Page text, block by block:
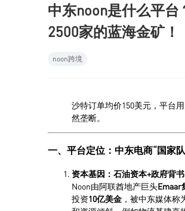
中东noon是什么平台
2500家的蓝海金矿！
noon跨境